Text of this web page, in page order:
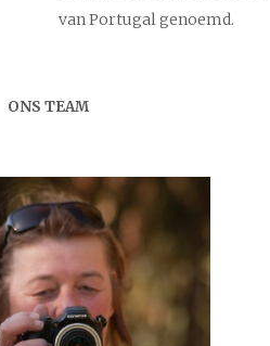
van Portugal genoemd.
ONS TEAM